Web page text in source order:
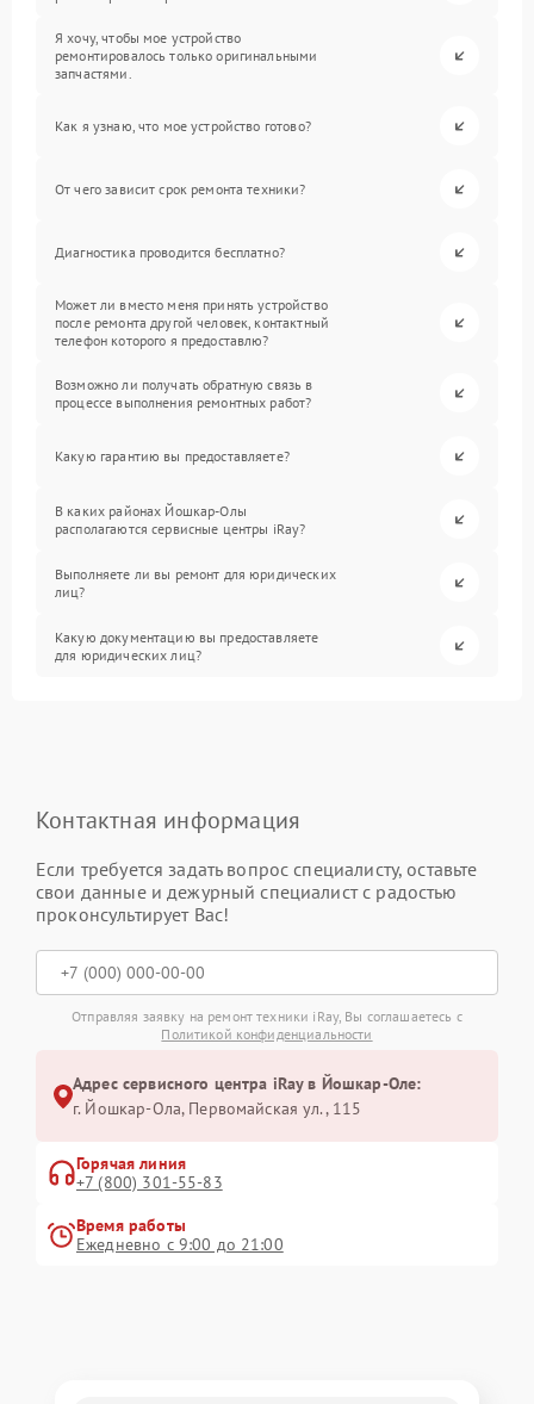
Я хочу, чтобы мое устройство
ремонтировалось только оригинальными
запчастями.
Как я узнаю, что мое устройство готово?
От чего зависит срок ремонта техники?
Диагностика проводится бесплатно?
Может ли вместо меня принять устройство
после ремонта другой человек, контактный
телефон которого я предоставлю?
Возможно ли получать обратную связь в
процессе выполнения ремонтных работ?
Какую гарантию вы предоставляете?
В каких районах Йошкар-Олы
располагаются сервисные центры iRay?
Выполняете ли вы ремонт для юридических
лиц?
Какую документацию вы предоставляете
для юридических лиц?
Контактная информация
Если требуется задать вопрос специалисту, оставьте
свои данные и дежурный специалист с радостью
проконсультирует Вас!
Отправляя заявку на ремонт техники iRay, Вы соглашаетесь с
Политикой конфиденциальности
Адрес сервисного центра iRay в Йошкар-Оле:
г. Йошкар-Ола, Первомайская ул., 115
Горячая линия
+7 (800) 301-55-83
Время работы
Ежедневно с 9:00 до 21:00